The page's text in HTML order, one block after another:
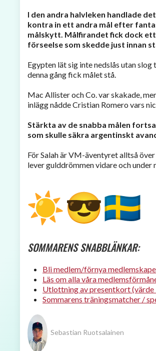
I den andra halvleken handlade
kontra in ett andra mål efter
målskytt. Målfirandet fick dock
förseelse som skedde just innan
Egypten lät sig inte nedslås utan
denna gång fick målet stå.
Mac Allister och Co. var skakade,
inlägg nådde Cristian Romero vars
Stärkta av de snabba målen
som skulle säkra argentinskt
För Salah är VM-äventyret alltså
lever gulddrömmen vidare och
SOMMARENS SNABBLÄNKAR:
Bli medlem/förnya
Läs om alla våra
Utlottning av presentkort (värde
Sommarens träningsmatcher /
Sebastian Ruotsalainen